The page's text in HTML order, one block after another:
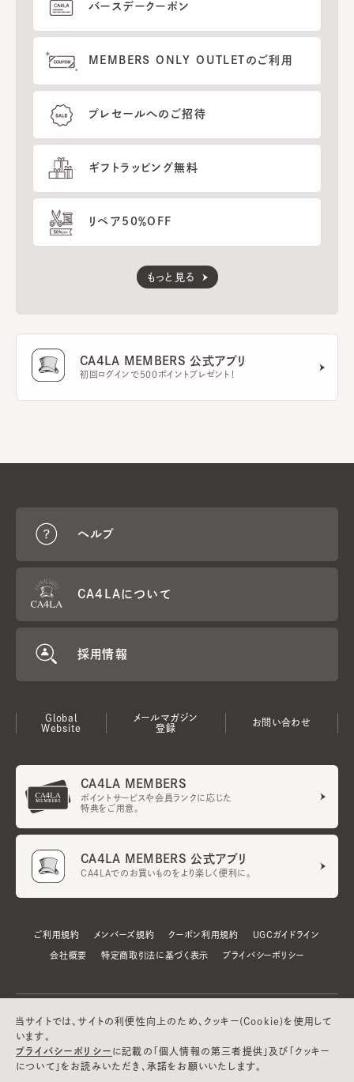
バースデークーポン
MEMBERS ONLY OUTLETのご利用
プレセールへのご招待
ギフトラッピング無料
リペア50％OFF
もっと見る
CA4LA MEMBERS 公式アプリ
初回ログインで500ポイントプレゼント！
ヘルプ
CA4LAについて
採用情報
Global
Website
メールマガジン
登録
お問い合わせ
CA4LA MEMBERS
ポイントサービスや会員ランクに応じた
特典をご用意。
CA4LA MEMBERS 公式アプリ
CA4LAでのお買いものをより楽しく便利に。
ご利用規約 メンバーズ規約 クーポン利用規約 UGCガイドライン
会社概要 特定商取引法に基づく表示 プライバシーポリシー
当サイトでは、サイトの利便性向上のため、クッキー(Cookie)を使用して
います。
プライバシーポリシー に記載の「個人情報の第三者提供」及び「クッキー
について」をお読みいただき、承諾をお願いいたします。